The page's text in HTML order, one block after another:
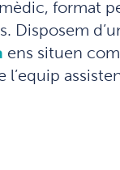
format
Disposem
ens situen